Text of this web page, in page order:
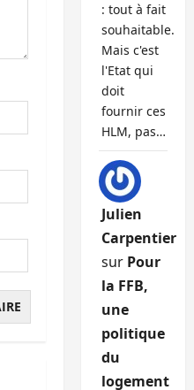
: tout à fait
souhaitable.
Mais c'est
l'Etat qui
doit
fournir ces
HLM, pas…
Julien
Carpentier
sur Pour
la FFB,
une
politique
du
logement